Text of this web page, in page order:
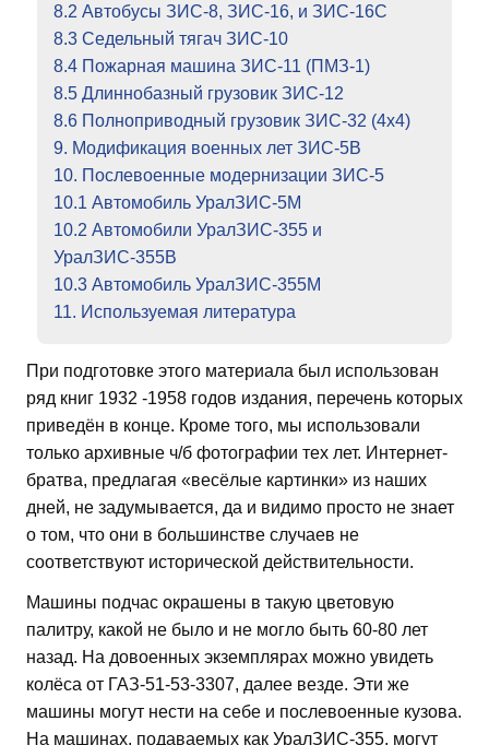
8.2 Автобусы ЗИС-8, ЗИС-16, и ЗИС-16С
8.3 Седельный тягач ЗИС-10
8.4 Пожарная машина ЗИС-11 (ПМЗ-1)
8.5 Длиннобазный грузовик ЗИС-12
8.6 Полноприводный грузовик ЗИС-32 (4х4)
9. Модификация военных лет ЗИС-5В
10. Послевоенные модернизации ЗИС-5
10.1 Автомобиль УралЗИС-5М
10.2 Автомобили УралЗИС-355 и
УралЗИС-355В
10.3 Автомобиль УралЗИС-355М
11. Используемая литература
При подготовке этого материала был использован
ряд книг 1932 -1958 годов издания, перечень которых
приведён в конце. Кроме того, мы использовали
только архивные ч/б фотографии тех лет. Интернет-
братва, предлагая «весёлые картинки» из наших
дней, не задумывается, да и видимо просто не знает
о том, что они в большинстве случаев не
соответствуют исторической действительности.
Машины подчас окрашены в такую цветовую
палитру, какой не было и не могло быть 60-80 лет
назад. На довоенных экземплярах можно увидеть
колёса от ГАЗ-51-53-3307, далее везде. Эти же
машины могут нести на себе и послевоенные кузова.
На машинах, подаваемых как УралЗИС-355, могут